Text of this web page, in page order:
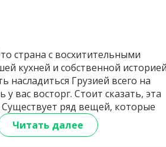
страна с восхитительными
кухней и собственной
Грузией всего на
вас восторг. Стоит сказать, эта
Существует ряд вещей, которые
Читать далее